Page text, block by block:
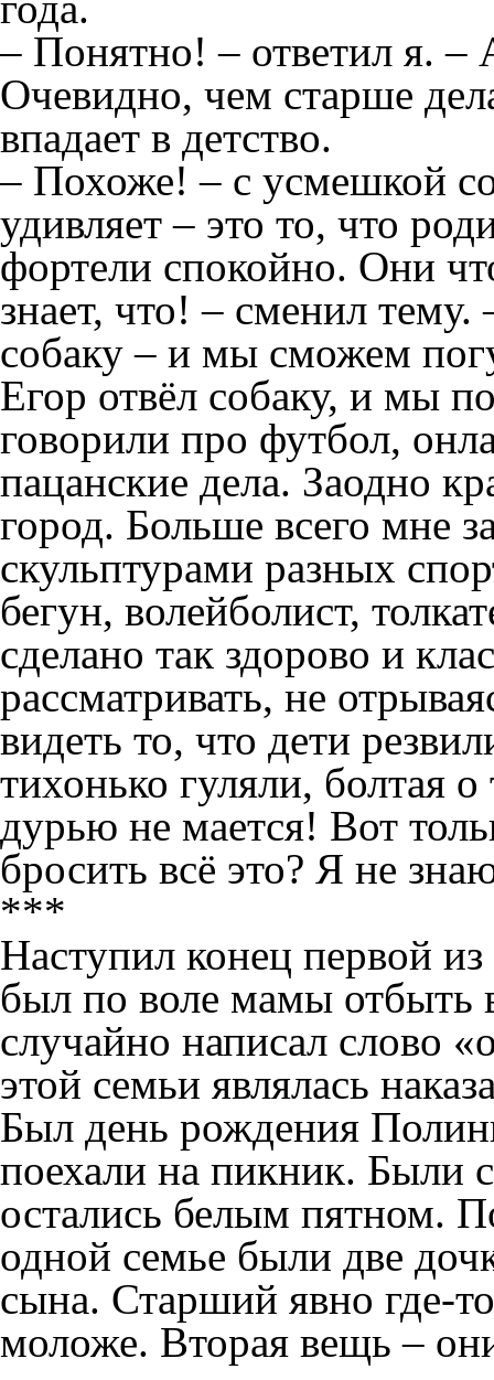
– Понятно! – ответил я.
Очевидно, чем старше
впадает в детство.
– Похоже! – с усмешкой
удивляет – это то, что
фортели спокойно. Они
знает, что! – сменил
собаку – и мы сможем
Егор отвёл собаку, и мы
говорили про футбол,
пацанские дела. Заодно
город. Больше всего мне
скульптурами разных
бегун, волейболист,
сделано так здорово и
рассматривать, не
видеть то, что дети
тихонько гуляли, болтая
дурью не мается! Вот
бросить всё это? Я не
***
Наступил конец первой
был по воле мамы отбыть
случайно написал слово
этой семьи являлась
Был день рождения
поехали на пикник. Были
остались белым пятном.
одной семье были две
сына. Старший явно где-
моложе. Вторая вещь –